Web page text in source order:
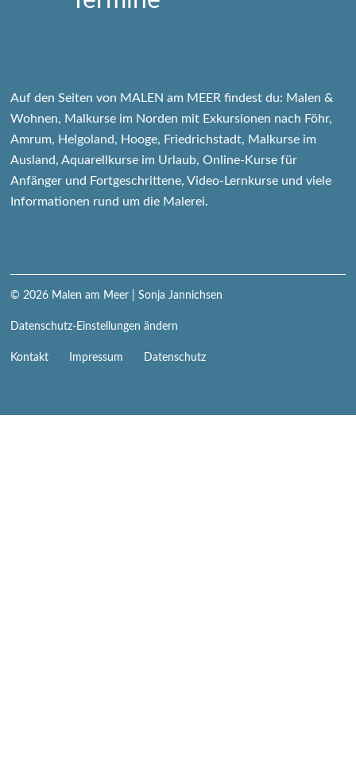
Auf den Seiten von MALEN am MEER findest du: Malen &
Wohnen, Malkurse im Norden mit Exkursionen nach Föhr,
Amrum, Helgoland, Hooge, Friedrichstadt, Malkurse im
Ausland, Aquarellkurse im Urlaub, Online-Kurse für
Anfänger und Fortgeschrittene, Video-Lernkurse und viele
Informationen rund um die Malerei.
© 2026 Malen am Meer | Sonja Jannichsen
Datenschutz-Einstellungen ändern
Navigation
Kontakt Impressum Datenschutz